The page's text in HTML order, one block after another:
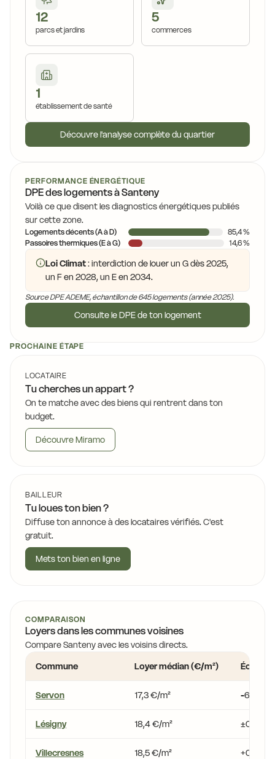
12
parcs et jardins
5
commerces
1
établissement de santé
Découvre l'analyse complète du quartier
PERFORMANCE ÉNERGÉTIQUE
DPE des logements à Santeny
Voilà ce que disent les diagnostics énergétiques publiés
sur cette zone.
Logements décents (A à D)
85,4 %
Passoires thermiques (E à G)
14,6 %
Loi Climat: interdiction de louer un G dès 2025,
un F en 2028, un E en 2034.
Source DPE ADEME, échantillon de 645 logements (année 2025).
Consulte le DPE de ton logement
PROCHAINE ÉTAPE
LOCATAIRE
Tu cherches un appart ?
On te matche avec des biens qui rentrent dans ton
budget.
Découvre Miramo
BAILLEUR
Tu loues ton bien ?
Diffuse ton annonce à des locataires vérifiés. C'est
gratuit.
Mets ton bien en ligne
COMPARAISON
Loyers dans les communes voisines
Compare Santeny avec les voisins directs.
Commune
Loyer médian (€/m²) Écart
Servon 17,3 €/m² -6,0 %
Lésigny 18,4 €/m² ±0,0 %
Villecresnes 18,5 €/m² +0,4 %